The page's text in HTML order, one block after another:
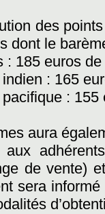
des
dont le
: 185 euros
: 165
:
aura
aux
de vente)
sera